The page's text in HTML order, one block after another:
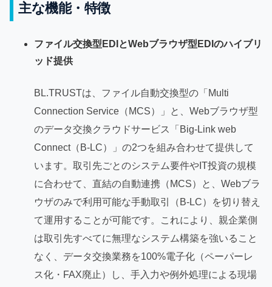
主な機能・特徴
ファイル交換型EDIとWebブラウザ型EDIのハイブリ
ッド提供
BL.TRUSTは、ファイル自動交換型の「Multi
Connection Service（MCS）」と、Webブラウザ型
のデータ交換クラウドサービス「Big-Link web
Connect（B-LC）」の2つを組み合わせて提供して
います。取引先ごとのシステム要件やIT投資の規模
に合わせて、直結の自動連携（MCS）と、Webブラ
ウザのみで利用可能な手動取引（B-LC）を切り替え
て運用することが可能です。これにより、親企業側
は取引先すべてに無理なシステム構築を強いること
なく、データ交換業務を100%電子化（ペーパーレ
ス化・FAX廃止）し、手入力や例外処理による現場